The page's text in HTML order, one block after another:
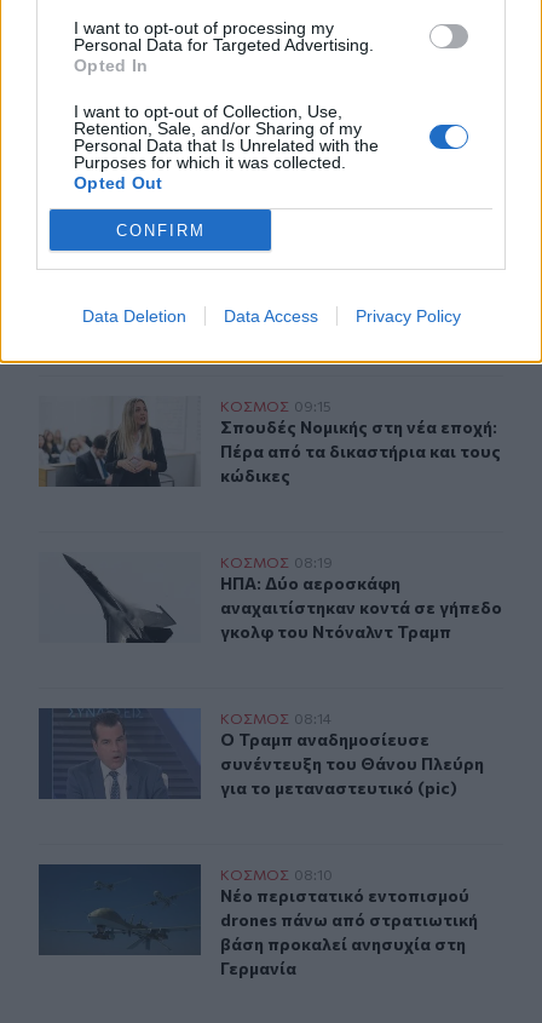
I want to opt-out of processing my
Personal Data for Targeted Advertising.
Opted In
I want to opt-out of Collection, Use,
Retention, Sale, and/or Sharing of my
Personal Data that Is Unrelated with the
Purposes for which it was collected.
Opted Out
CONFIRM
Data Deletion Data Access Privacy Policy
Forbes: Οι καλύτεροι προορισμοί για
για συνταξιοδότηση στο
εξωτερικό το 2026 - Τι γράφει
για την Ελλάδα
Άγρια δολοφονία φοιτήτριας στην Αριζόνα: Ήθελε να
ΚΟΣΜΟΣ
Άγρια δολοφονία φοιτήτριας στην
Άγρια δολοφονία φοιτήτριας
χωρίσει και την στραγγάλισε
Σπουδές Νομικής στη νέα εποχή: Πέρα από τα
ΚΟΣΜΟΣ 09:15
Σπουδές Νομικής στη νέα εποχή:
Σπουδές Νομικής στη νέα εποχή:
Πέρα από τα δικαστήρια και τους
κώδικες
ΗΠΑ: Δύο αεροσκάφη αναχαιτίστηκαν κοντά σε
ΚΟΣΜΟΣ 08:19
ΗΠΑ: Δύο αεροσκάφη
ΗΠΑ: Δύο αεροσκάφη
αναχαιτίστηκαν κοντά σε γήπεδο
γκολφ του Ντόναλντ Τραμπ
Ο Τραμπ αναδημοσίευσε συνέντευξη του Θάνου
ΚΟΣΜΟΣ 08:14
Ο Τραμπ αναδημοσίευσε
Ο Τραμπ αναδημοσίευσε
συνέντευξη του Θάνου Πλεύρη
για το μεταναστευτικό (pic)
Νέο περιστατικό εντοπισμού drones πάνω από
ΚΟΣΜΟΣ 08:10
Νέο περιστατικό εντοπισμού
Νέο περιστατικό εντοπισμού
drones πάνω από στρατιωτική
βάση προκαλεί ανησυχία στη
Γερμανία